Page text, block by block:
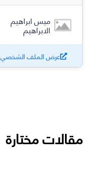
ميس ابراهيم
الابراهيم
عرض الملف الشخصي
مقالات مختارة